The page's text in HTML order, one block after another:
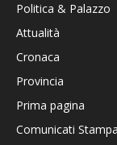
Politica & Palazzo
Attualità
Cronaca
Provincia
Prima pagina
Comunicati Stampa